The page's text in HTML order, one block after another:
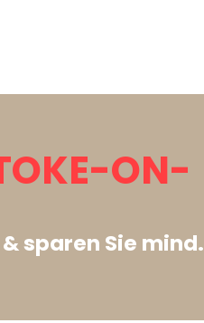
ON-
& sparen Sie mind.